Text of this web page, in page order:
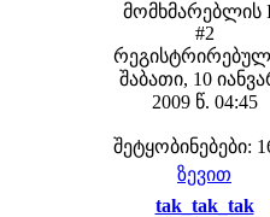
მომხმარებლის
#2
შაბათი, 10
2009 წ. 04:45
შეტყობინებები:
ზევით
tak_tak_tak